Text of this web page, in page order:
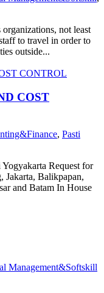
not least
to travel in order to
outside...
COST
, Pasti
Request for
Jakarta, Balikpapan,
and Batam In House
Management&Softskill